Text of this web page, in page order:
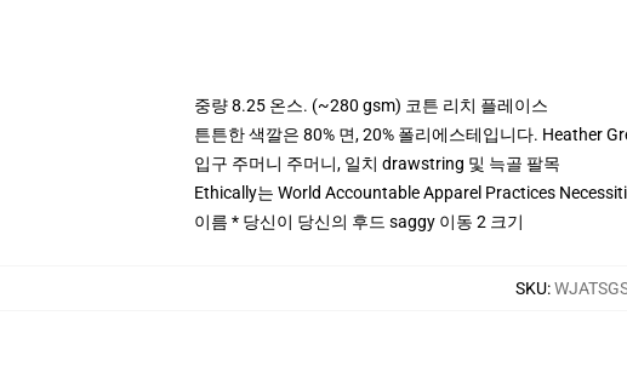
중량 8.25 온스. (~280 gsm) 코튼 리치 플레이스
튼튼한 색깔은 80% 면, 20% 폴리에스테입니다. Heather
입구 주머니 주머니, 일치 drawstring 및 늑골 팔목
Ethically는 World Accountable Apparel Practices
이름 * 당신이 당신의 후드 saggy 이동 2 크기
SKU: